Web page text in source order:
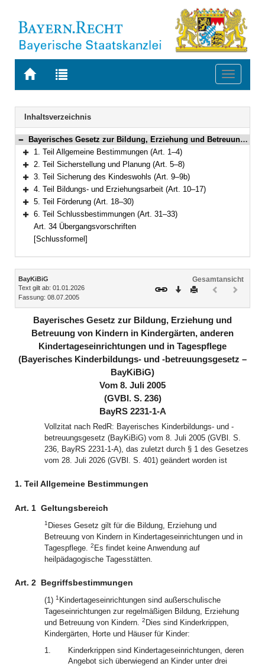
Zur
BAYERN.RECHT
Zur
letzten
Suche
Toggle
Navigation
Inhaltsverzeichnis
Bereich reduzieren
Bayerisches Gesetz zur Bildung, Erziehung und Betreuung von Kindern in Kindergärten, anderen Kindertageseinrichtungen und in Tagespflege (Bayerisches Kinderbildungs- und -betreuungsgesetz – BayKiBiG) Vom 8. Juli 2005 (GVBl. S. 236) BayRS 2231-1-A (Art. 1–34)
Bereich erweitern
1. Teil Allgemeine Bestimmungen (Art. 1–4)
Bereich erweitern
2. Teil Sicherstellung und Planung (Art. 5–8)
Bereich erweitern
3. Teil Sicherung des Kindeswohls (Art. 9–9b)
Bereich erweitern
4. Teil Bildungs- und Erziehungsarbeit (Art. 10–17)
Bereich erweitern
5. Teil Förderung (Art. 18–30)
Bereich erweitern
6. Teil Schlussbestimmungen (Art. 31–33)
Art. 34 Übergangsvorschriften
[Schlussformel]
Inhalt
BayKiBiG
Text gilt ab: 01.01.2026
Fassung: 08.07.2005
Gesamtansicht
Download
DruckenVorheriges
(inaktiv)(inaktiv)
Bayerisches Gesetz zur Bildung, Erziehung und
Betreuung von Kindern in Kindergärten, anderen
Kindertageseinrichtungen und in Tagespflege
(Bayerisches Kinderbildungs- und -betreuungsgesetz –
BayKiBiG)
Vom 8. Juli 2005
(GVBl. S. 236)
BayRS 2231-1-A
Vollzitat nach RedR: Bayerisches Kinderbildungs- und -
betreuungsgesetz (BayKiBiG) vom 8. Juli 2005 (GVBl. S.
236, BayRS 2231-1-A), das zuletzt durch § 1 des Gesetzes
vom 28. Juli 2026 (GVBl. S. 401) geändert worden ist
1. Teil Allgemeine Bestimmungen
Art. 1 Geltungsbereich
1 Dieses Gesetz gilt für die Bildung, Erziehung und
Betreuung von Kindern in Kindertageseinrichtungen und in
Tagespflege. 2 Es findet keine Anwendung auf
heilpädagogische Tagesstätten.
Art. 2 Begriffsbestimmungen
(1) 1 Kindertageseinrichtungen sind außerschulische
Tageseinrichtungen zur regelmäßigen Bildung, Erziehung
und Betreuung von Kindern. 2 Dies sind Kinderkrippen,
Kindergärten, Horte und Häuser für Kinder:
1.
Kinderkrippen sind Kindertageseinrichtungen, deren
Angebot sich überwiegend an Kinder unter drei